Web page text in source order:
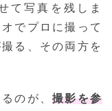
て写真を残しま
でプロに撮って
る、その両方を
のが、撮影を参